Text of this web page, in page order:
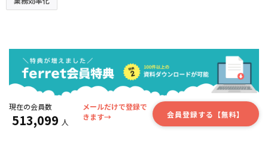
現在の会員数
513,099 人
メールだけで登録で
きます→
会員登録する【無料】